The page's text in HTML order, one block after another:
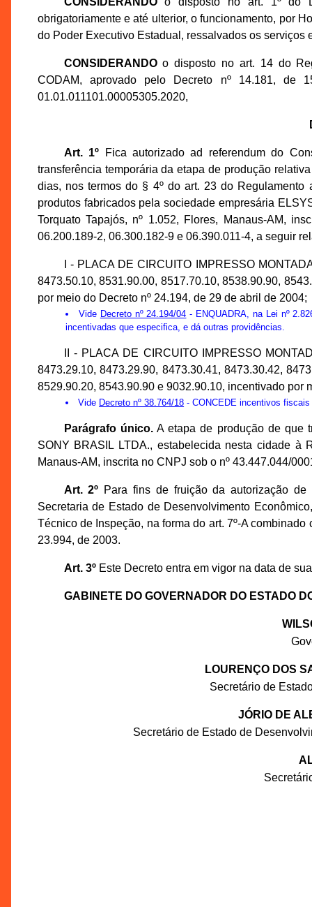
obrigatoriamente e até ulterior, o funcionamento, por
do Poder Executivo Estadual, ressalvados os serviços
CONSIDERANDOo disposto no art. 14 do
CODAM, aprovado pelo Decreto nº 14.181,
01.01.011101.00005305.2020,
Art. 1º Fica autorizado ad referendum do
transferência temporária da etapa de produção
dias, nos termos do § 4º do art. 23 do
produtos fabricados pela sociedade empresária
Torquato Tapajós, nº 1.052, Flores, Manaus-AM,
06.200.189-2, 06.300.182-9 e 06.390.011-4, a seguir
I - PLACA DE CIRCUITO IMPRESSO
8473.50.10, 8531.90.00, 8517.70.10, 8538.90.90,
por meio do Decreto nº 24.194, de 29 de abril de 2004;
Vide Decreto nº 24.194/04 - ENQUADRA, na Lei nº
incentivadas que especifica, e dá outras providências.
II - PLACA DE CIRCUITO IMPRESSO
8473.29.10, 8473.29.90, 8473.30.41, 8473.30.42,
8529.90.20, 8543.90.90 e 9032.90.10, incentivado por
Vide Decreto nº 38.764/18 - CONCEDE incentivos
Parágrafo único.A etapa de produção de que
SONY BRASIL LTDA., estabelecida nesta cidade à
Manaus-AM, inscrita no CNPJ sob o nº 43.447.044/
Art. 2º Para fins de fruição da autorização
Secretaria de Estado de Desenvolvimento
Técnico de Inspeção, na forma do art. 7º-A
23.994, de 2003.
Art. 3ºEste Decreto entra em vigor na data de
GABINETE DO GOVERNADOR DO ESTADO
LOURENÇO DOS
Secretário de
JÓRIO DE
Secretário de Estado de